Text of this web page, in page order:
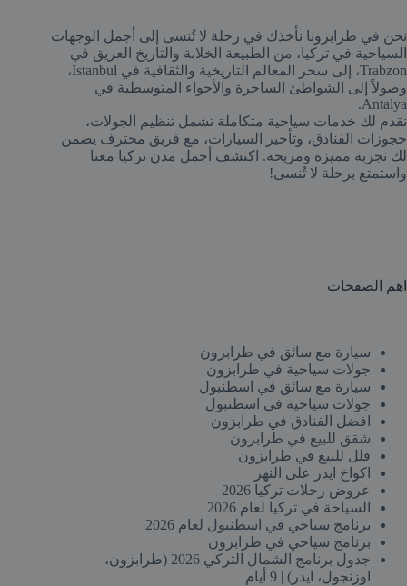
نحن في طرابزونا نأخذك في رحلة لا تُنسى إلى أجمل الوجهات
السياحية في تركيا، من الطبيعة الخلابة والتاريخ العريق في
Trabzon، إلى سحر المعالم التاريخية والثقافية في Istanbul،
وصولاً إلى الشواطئ الساحرة والأجواء المتوسطية في
Antalya.
نقدم لك خدمات سياحية متكاملة تشمل تنظيم الجولات،
حجوزات الفنادق، وتأجير السيارات، مع فريق محترف يضمن
لك تجربة مميزة ومريحة. اكتشف أجمل مدن تركيا معنا
واستمتع برحلة لا تُنسى!
اهم الصفحات ​
سيارة مع سائق في طرابزون
جولات سياحية في طرابزون
سيارة مع سائق في اسطنبول
جولات سياحية في اسطنبول
افضل الفنادق في طرابزون
شقق للبيع في طرابزون
فلل للبيع في طرابزون
اكواخ ايدر على النهر
عروض رحلات تركيا 2026
السياحة في تركيا لعام 2026
برنامج سياحي في اسطنبول لعام 2026
برنامج سياحي في طرابزون
جدول برنامج الشمال التركي 2026 (طرابزون،
اوزنجول، ايدر) | 9 أيام